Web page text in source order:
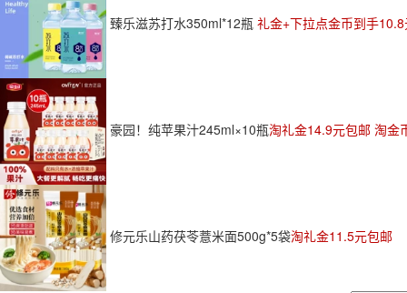
臻乐滋苏打水350ml*12瓶 礼金+下拉点金币到手
豪园！纯苹果汁245ml×10瓶淘礼金14.9元包邮 淘金
修元乐山药茯苓薏米面500g*5袋淘礼金11.5元包邮